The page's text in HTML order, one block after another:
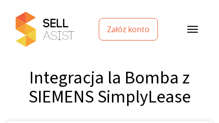
Załóż konto
Integracja la Bomba z
SIEMENS SimplyLease